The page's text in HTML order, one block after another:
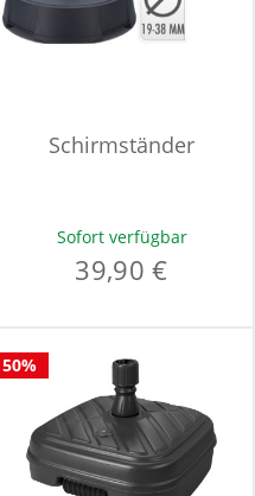
Schirmständer
Sofort verfügbar
39,90 €
50%